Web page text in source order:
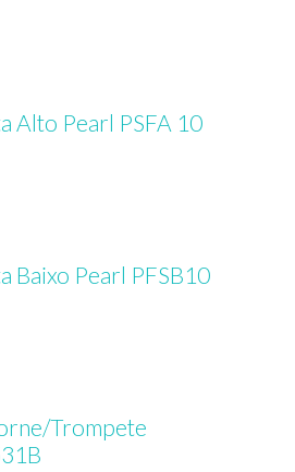
Alto Pearl PSFA 10
Baixo Pearl PFSB10
Trompete